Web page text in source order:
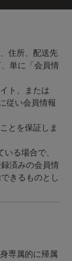
住所、配送先
単に「会員情
ト、または
従い会員情報
とを保証しま
る場合で、
済みの会員情
きるものとし
専属的に帰属